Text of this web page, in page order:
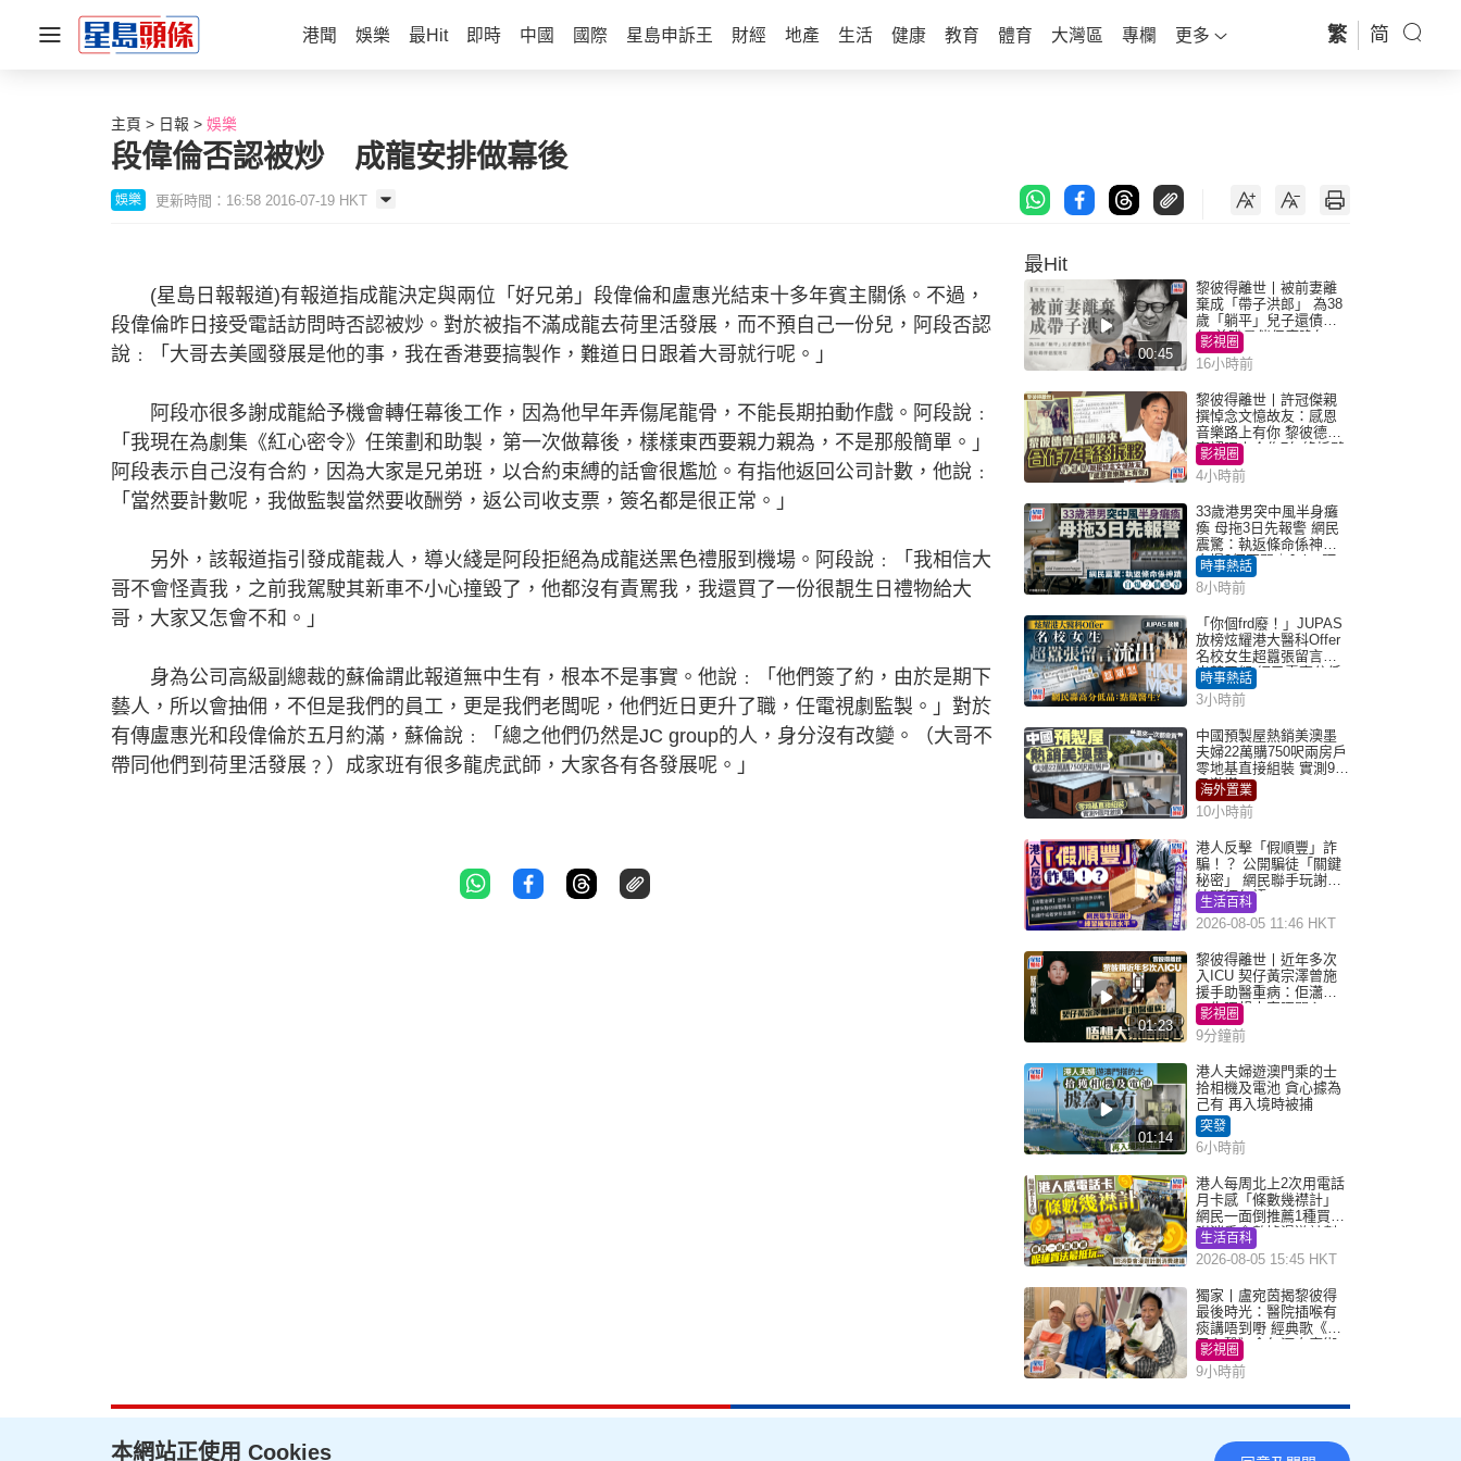
港聞 娛樂 最Hit 即時 中國 國際 星島申訴王 財經 地產 生活 健康 教育 體育 大灣區 專欄 更多 繁 简
主頁 日報 娛樂
段偉倫否認被炒 成龍安排做幕後
娛樂 更新時間：16:58 2016-07-19 HKT
(星島日報報道)有報道指成龍決定與兩位「好兄弟」段偉倫和盧惠光結束十多年賓主關係。不過，
段偉倫昨日接受電話訪問時否認被炒。對於被指不滿成龍去荷里活發展，而不預自己一份兒，阿段否認
說﹕「大哥去美國發展是他的事，我在香港要搞製作，難道日日跟着大哥就行呢。」
阿段亦很多謝成龍給予機會轉任幕後工作，因為他早年弄傷尾龍骨，不能長期拍動作戲。阿段說﹕
「我現在為劇集《紅心密令》任策劃和助製，第一次做幕後，樣樣東西要親力親為，不是那般簡單。」
阿段表示自己沒有合約，因為大家是兄弟班，以合約束縛的話會很尷尬。有指他返回公司計數，他說﹕
「當然要計數呢，我做監製當然要收酬勞，返公司收支票，簽名都是很正常。」
另外，該報道指引發成龍裁人，導火綫是阿段拒絕為成龍送黑色禮服到機場。阿段說﹕「我相信大
哥不會怪責我，之前我駕駛其新車不小心撞毀了，他都沒有責罵我，我還買了一份很靚生日禮物給大
哥，大家又怎會不和。」
身為公司高級副總裁的蘇倫謂此報道無中生有，根本不是事實。他說﹕「他們簽了約，由於是期下
藝人，所以會抽佣，不但是我們的員工，更是我們老闆呢，他們近日更升了職，任電視劇監製。」對於
有傳盧惠光和段偉倫於五月約滿，蘇倫說﹕「總之他們仍然是JC group的人，身分沒有改變。（大哥不
帶同他們到荷里活發展﹖）成家班有很多龍虎武師，大家各有各發展呢。」
最Hit
00:45
黎彼得離世丨被前妻離
棄成「帶子洪郎」 為38
歲「躺平」兒子還債多
年 曾盼尋伴侶度晚年
影視圈
16小時前
黎彼得離世丨許冠傑親
撰悼念文憶故友：感恩
音樂路上有你 黎彼德曾
直認唔夾合作7年終拆夥
影視圈
4小時前
33歲港男突中風半身癱
瘓 母拖3日先報警 網民
震驚：執返條命係神蹟
自爆2個惡習｜Juicy叮
時事熱話
8小時前
「你個frd廢！」JUPAS
放榜炫耀港大醫科Offer
名校女生超囂張留言流
出惹眾怒 網民轟高分低
品：點做醫生？｜Juicy
叮
時事熱話
3小時前
中國預製屋熱銷美澳墨
夫婦22萬購750呎兩房戶
零地基直接組裝 實測9個
月激讚
海外置業
10小時前
港人反擊「假順豐」詐
騙！？ 公開騙徒「關鍵
秘密」 網民聯手玩謝：
練習緬甸語
生活百科
2026-08-05 11:46 HKT
01:23
黎彼得離世丨近年多次
入ICU 契仔黃宗澤曾施
援手助醫重病：佢瀟灑
一生唔想大家唔開心
影視圈
9分鐘前
01:14
港人夫婦遊澳門乘的士
拾相機及電池 貪心據為
己有 再入境時被捕
突發
6小時前
港人每周北上2次用電話
月卡感「條數幾襟計」
網民一面倒推薦1種買法
附消委會數據漫遊計劃
消費提示
生活百科
2026-08-05 15:45 HKT
獨家丨盧宛茵揭黎彼得
最後時光：醫院插喉有
痰講唔到嘢 經典歌《浪
子心聲》金句源自廟街
睇相佬
影視圈
9小時前
本網站正使用 Cookies